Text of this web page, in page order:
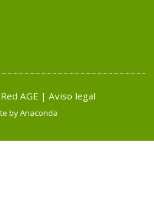
Red AGE | Aviso legal
byAnaconda